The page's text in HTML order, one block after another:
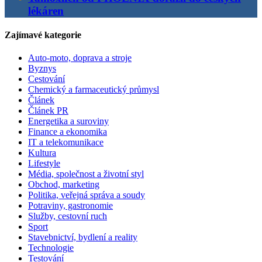
lékáren
Zajímavé kategorie
Auto-moto, doprava a stroje
Byznys
Cestování
Chemický a farmaceutický průmysl
Článek
Článek PR
Energetika a suroviny
Finance a ekonomika
IT a telekomunikace
Kultura
Lifestyle
Média, společnost a životní styl
Obchod, marketing
Politika, veřejná správa a soudy
Potraviny, gastronomie
Služby, cestovní ruch
Sport
Stavebnictví, bydlení a reality
Technologie
Testování